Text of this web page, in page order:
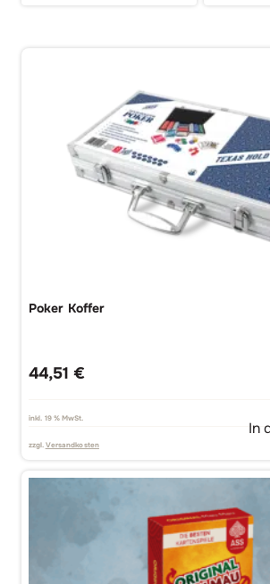
Poker Koffer
44,51 €
inkl. 19 % MwSt.
zzgl. Versandkosten
In